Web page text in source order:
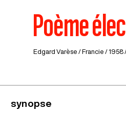
Poème
Edgard Varèse / Francie / 1958
synopse